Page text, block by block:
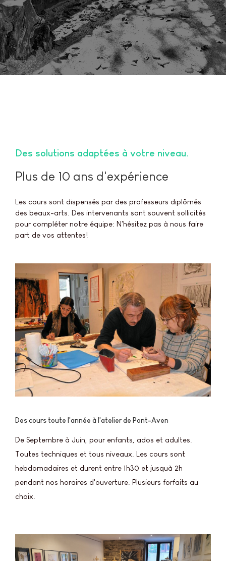
Des solutions adaptées à votre niveau
Plus de 10 ans d'expérience
Les cours sont dispensés par des professeurs diplômés
des beaux-arts. Des intervenants sont souvent sollicités
pour compléter notre équipe: N'hésitez pas à nous faire
part de vos attentes!
Des cours toute l'année à l'atelier de Pont-Aven
De Septembre à Juin, pour enfants, ados et adultes.
Toutes techniques et tous niveaux. Les cours sont
hebdomadaires et durent entre 1h30 et jusquà 2h
pendant nos horaires d'ouverture. Plusieurs forfaits au
choix.